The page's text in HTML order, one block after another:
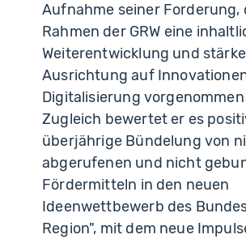
Aufnahme seiner Forderung,
Rahmen der GRW eine
Weiterentwicklung und
Ausrichtung auf
Digitalisierung
Zugleich bewertet er es
überjährige Bündelung von
abgerufenen und nicht
Fördermitteln in den neuen
Ideenwettbewerb des
Region", mit dem neue